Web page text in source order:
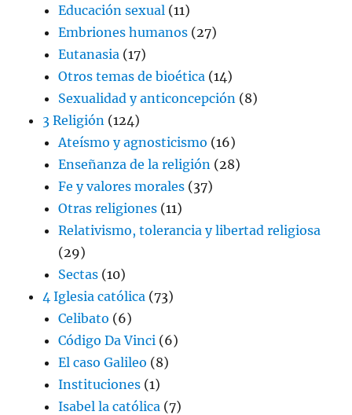
Educación sexual (11)
Embriones humanos (27)
Eutanasia (17)
Otros temas de bioética (14)
Sexualidad y anticoncepción (8)
3 Religión (124)
Ateísmo y agnosticismo (16)
Enseñanza de la religión (28)
Fe y valores morales (37)
Otras religiones (11)
Relativismo, tolerancia y libertad religiosa
(29)
Sectas (10)
4 Iglesia católica (73)
Celibato (6)
Código Da Vinci (6)
El caso Galileo (8)
Instituciones (1)
Isabel la católica (7)